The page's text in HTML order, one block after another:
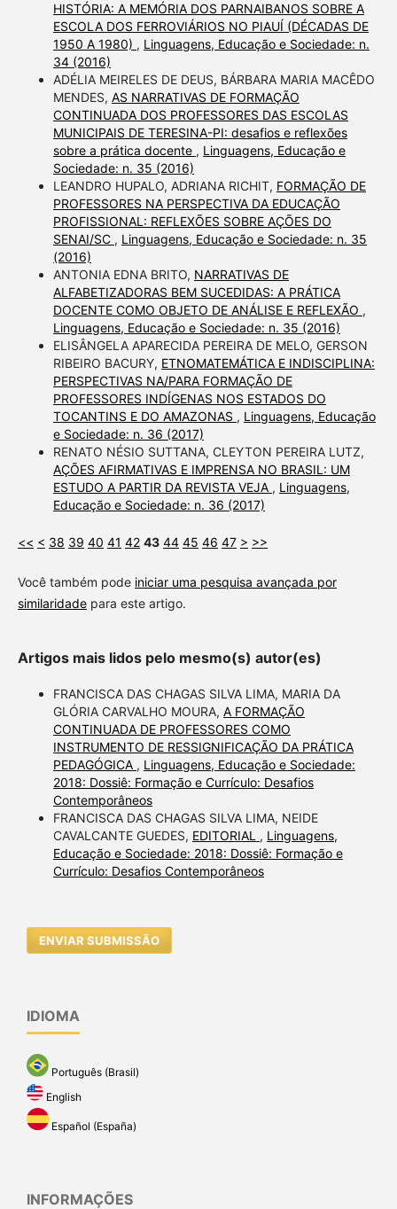
HISTÓRIA: A MEMÓRIA DOS PARNAIBANOS SOBRE A
ESCOLA DOS FERROVIÁRIOS NO PIAUÍ (DÉCADAS DE
1950 A 1980) , Linguagens, Educação e Sociedade: n.
34 (2016)
ADÉLIA MEIRELES DE DEUS, BÁRBARA MARIA MACÊDO
MENDES, AS NARRATIVAS DE FORMAÇÃO
CONTINUADA DOS PROFESSORES DAS ESCOLAS
MUNICIPAIS DE TERESINA-PI: desafios e reflexões
sobre a prática docente , Linguagens, Educação e
Sociedade: n. 35 (2016)
LEANDRO HUPALO, ADRIANA RICHIT, FORMAÇÃO DE
PROFESSORES NA PERSPECTIVA DA EDUCAÇÃO
PROFISSIONAL: REFLEXÕES SOBRE AÇÕES DO
SENAI/SC , Linguagens, Educação e Sociedade: n. 35
(2016)
ANTONIA EDNA BRITO, NARRATIVAS DE
ALFABETIZADORAS BEM SUCEDIDAS: A PRÁTICA
DOCENTE COMO OBJETO DE ANÁLISE E REFLEXÃO ,
Linguagens, Educação e Sociedade: n. 35 (2016)
ELISÂNGELA APARECIDA PEREIRA DE MELO, GERSON
RIBEIRO BACURY, ETNOMATEMÁTICA E INDISCIPLINA:
PERSPECTIVAS NA/PARA FORMAÇÃO DE
PROFESSORES INDÍGENAS NOS ESTADOS DO
TOCANTINS E DO AMAZONAS , Linguagens, Educação
e Sociedade: n. 36 (2017)
RENATO NÉSIO SUTTANA, CLEYTON PEREIRA LUTZ,
AÇÕES AFIRMATIVAS E IMPRENSA NO BRASIL: UM
ESTUDO A PARTIR DA REVISTA VEJA , Linguagens,
Educação e Sociedade: n. 36 (2017)
<< < 38 39 40 41 42 43 44 45 46 47 > >>
Você também pode iniciar uma pesquisa avançada por
similaridadepara este artigo.
Artigos mais lidos pelo mesmo(s) autor(es)
FRANCISCA DAS CHAGAS SILVA LIMA, MARIA DA
GLÓRIA CARVALHO MOURA, A FORMAÇÃO
CONTINUADA DE PROFESSORES COMO
INSTRUMENTO DE RESSIGNIFICAÇÃO DA PRÁTICA
PEDAGÓGICA , Linguagens, Educação e Sociedade:
2018: Dossiê: Formação e Currículo: Desafios
Contemporâneos
FRANCISCA DAS CHAGAS SILVA LIMA, NEIDE
CAVALCANTE GUEDES, EDITORIAL , Linguagens,
Educação e Sociedade: 2018: Dossiê: Formação e
Currículo: Desafios Contemporâneos
ENVIAR SUBMISSÃO
IDIOMA
Português (Brasil)
English
Español (España)
INFORMAÇÕES